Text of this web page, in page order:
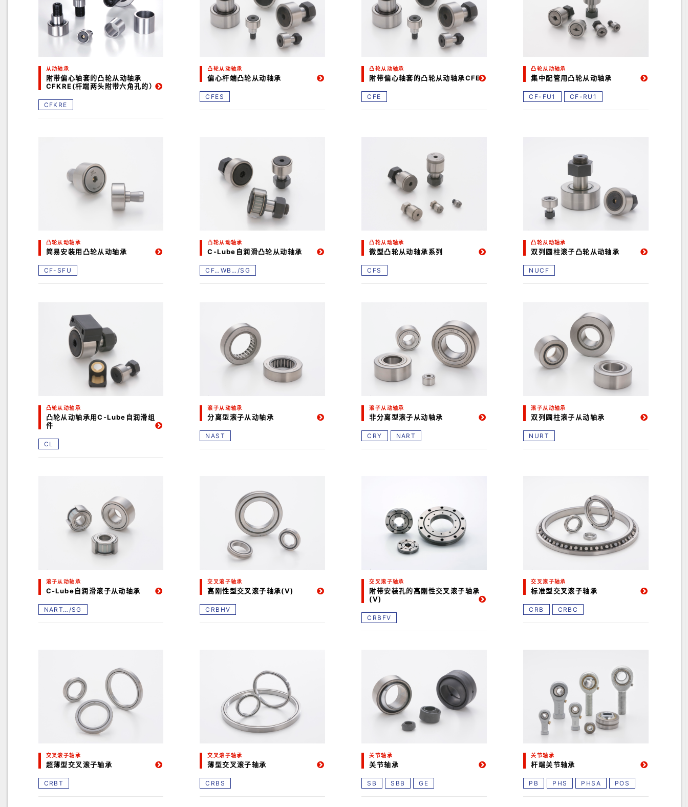
从动轴承
附带偏心轴套的凸轮从动轴承
CFKRE(杆端两头附带六角孔的）
CFKRE
凸轮从动轴承
偏心杆端凸轮从动轴承
CFES
凸轮从动轴承
附带偏心轴套的凸轮从动轴承CFE
CFE
凸轮从动轴承
集中配管用凸轮从动轴承
CF-FU1 CF-RU1
凸轮从动轴承
简易安装用凸轮从动轴承
CF-SFU
凸轮从动轴承
C-Lube自润滑凸轮从动轴承
CF…WB…/SG
凸轮从动轴承
微型凸轮从动轴承系列
CFS
凸轮从动轴承
双列圆柱滚子凸轮从动轴承
NUCF
凸轮从动轴承
凸轮从动轴承用C-Lube自润滑组
件
CL
滚子从动轴承
分离型滚子从动轴承
NAST
滚子从动轴承
非分离型滚子从动轴承
CRY NART
滚子从动轴承
双列圆柱滚子从动轴承
NURT
滚子从动轴承
C-Lube自润滑滚子从动轴承
NART…/SG
交叉滚子轴承
高刚性型交叉滚子轴承(V)
CRBHV
交叉滚子轴承
附带安装孔的高刚性交叉滚子轴承
(V)
CRBFV
交叉滚子轴承
标准型交叉滚子轴承
CRB CRBC
交叉滚子轴承
超薄型交叉滚子轴承
CRBT
交叉滚子轴承
薄型交叉滚子轴承
CRBS
关节轴承
关节轴承
SB SBB GE
关节轴承
杆端关节轴承
PB PHS PHSA POS